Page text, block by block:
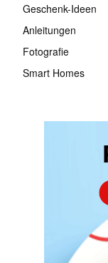
Geschenk-Ideen
Anleitungen
Fotografie
Smart Homes